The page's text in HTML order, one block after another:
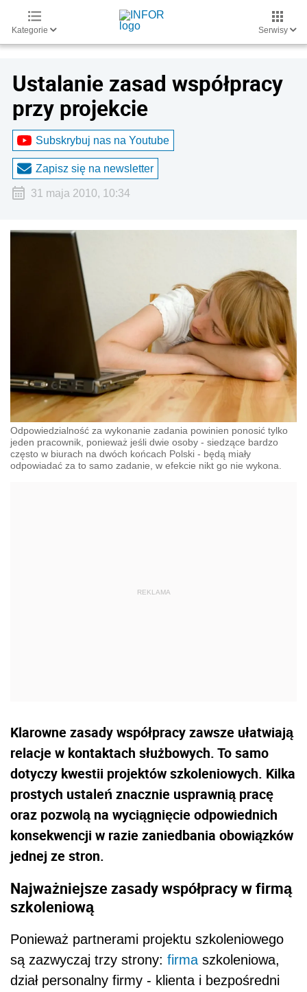
Kategorie Serwisy
Ustalanie zasad współpracy
przy projekcie
Subskrybuj nas na Youtube
Zapisz się na newsletter
31 maja 2010, 10:34
Odpowiedzialność za wykonanie zadania powinien ponosić tylko
jeden pracownik, ponieważ jeśli dwie osoby - siedzące bardzo
często w biurach na dwóch końcach Polski - będą miały
odpowiadać za to samo zadanie, w efekcie nikt go nie wykona.
Klarowne zasady współpracy zawsze ułatwiają
relacje w kontaktach służbowych. To samo
dotyczy kwestii projektów szkoleniowych. Kilka
prostych ustaleń znacznie usprawnią pracę
oraz pozwolą na wyciągnięcie odpowiednich
konsekwencji w razie zaniedbania obowiązków
jednej ze stron.
Najważniejsze zasady współpracy w firmą
szkoleniową
Ponieważ partnerami projektu szkoleniowego
są zazwyczaj trzy strony: firma szkoleniowa,
dział personalny firmy - klienta i bezpośredni